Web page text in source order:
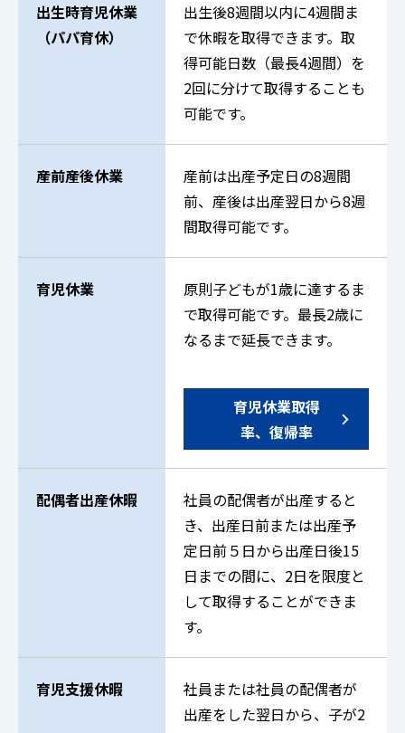
出生時育児休業
（パパ育休）
出生後8週間以内に4週間ま
で休暇を取得できます。取
得可能日数（最長4週間）を
2回に分けて取得することも
可能です。
産前産後休業
産前は出産予定日の8週間
前、産後は出産翌日から8週
間取得可能です。
育児休業
原則子どもが1歳に達するま
で取得可能です。最長2歳に
なるまで延長できます。
育児休業取得
率、復帰率
配偶者出産休暇
社員の配偶者が出産すると
き、出産日前または出産予
定日前５日から出産日後15
日までの間に、2日を限度と
して取得することができま
す。
育児支援休暇
社員または社員の配偶者が
出産をした翌日から、子が2